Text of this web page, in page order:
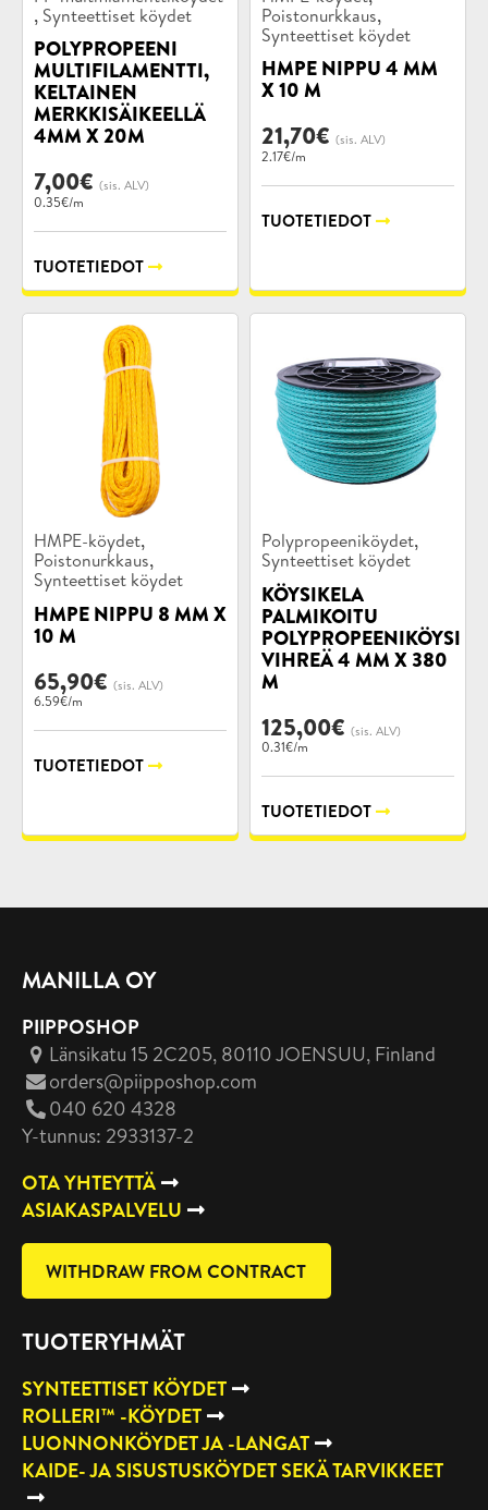
, Synteettiset köydet
POLYPROPEENI
MULTIFILAMENTTI,
KELTAINEN
MERKKISÄIKEELLÄ
4MM X 20M
7,00€ (sis. ALV)
0.35€/m
TUOTETIEDOT
Poistonurkkaus,
Synteettiset köydet
HMPE NIPPU 4 MM
X 10 M
21,70€ (sis. ALV)
2.17€/m
TUOTETIEDOT
Tuotekategoriat:
HMPE-köydet,
Poistonurkkaus,
Synteettiset köydet
HMPE NIPPU 8 MM X
10 M
65,90€ (sis. ALV)
6.59€/m
TUOTETIEDOT
Tuotekategoriat:
Polypropeeniköydet,
Synteettiset köydet
KÖYSIKELA
PALMIKOITU
POLYPROPEENIKÖYSI
VIHREÄ 4 MM X 380
M
125,00€ (sis. ALV)
0.31€/m
TUOTETIEDOT
MANILLA OY
PIIPPOSHOP
Länsikatu 15 2C205, 80110 JOENSUU, Finland
orders@piipposhop.com
040 620 4328
Y-tunnus: 2933137-2
OTA YHTEYTTÄ
ASIAKASPALVELU
WITHDRAW FROM CONTRACT
TUOTERYHMÄT
SYNTEETTISET KÖYDET
ROLLERI™ -KÖYDET
LUONNONKÖYDET JA -LANGAT
KAIDE- JA SISUSTUSKÖYDET SEKÄ TARVIKKEET